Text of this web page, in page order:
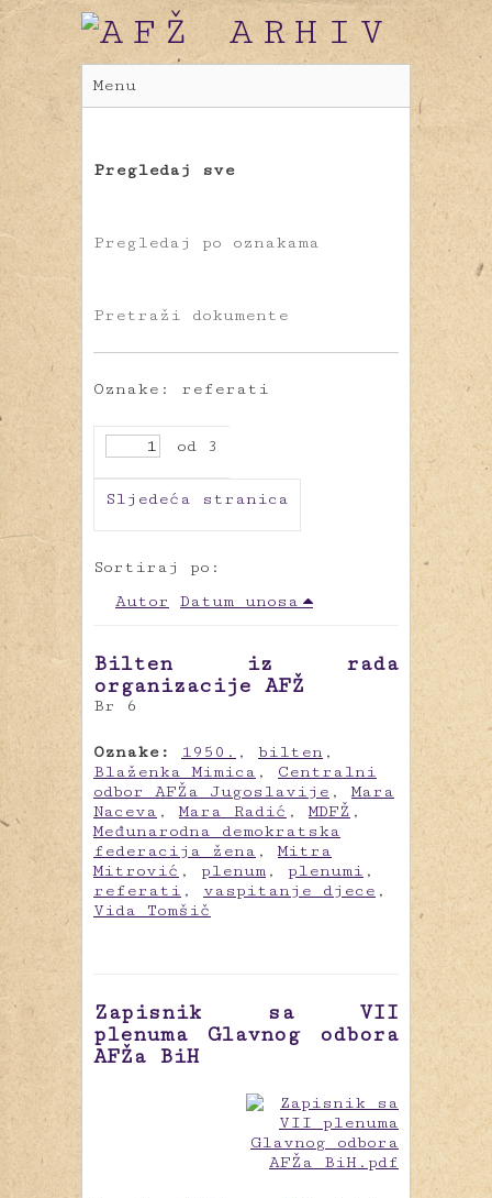
Menu
Pregledaj sve
Pregledaj po oznakama
Pretraži dokumente
Oznake: referati
od 3
Sljedeća stranica
Sortiraj po:
Autor
Datum unosa
Bilten iz rada
organizacije AFŽ
Br 6
Oznake: 1950. , bilten ,
Blaženka Mimica , Centralni
odbor AFŽa Jugoslavije ,Mara
Naceva ,Mara Radić ,MDFŽ ,
Međunarodna demokratska
federacija žena ,Mitra
Mitrović , plenum , plenumi ,
referati , vaspitanje djece ,
Vida Tomšič
Zapisnik sa VII
plenuma Glavnog odbora
AFŽa BiH